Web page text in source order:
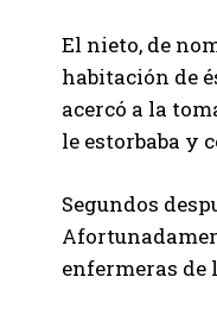
El nieto, de
habitación de
acercó a la
le estorbaba y
Segundos
enfermeras de